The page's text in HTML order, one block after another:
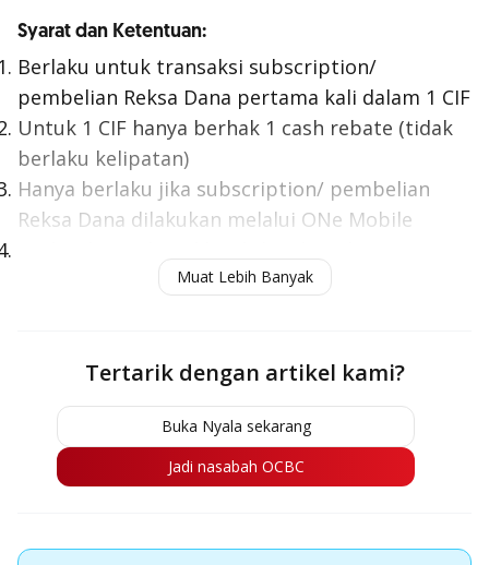
Syarat dan Ketentuan:
Berlaku untuk transaksi subscription/
pembelian Reksa Dana pertama kali dalam 1 CIF
Untuk 1 CIF hanya berhak 1 cash rebate (tidak
berlaku kelipatan)
Hanya berlaku jika subscription/ pembelian
Reksa Dana dilakukan melalui ONe Mobile
tabungan Nasabah pada bulan berikutnya
Muat Lebih Banyak
Tertarik dengan artikel kami?
Buka Nyala sekarang
Jadi nasabah OCBC